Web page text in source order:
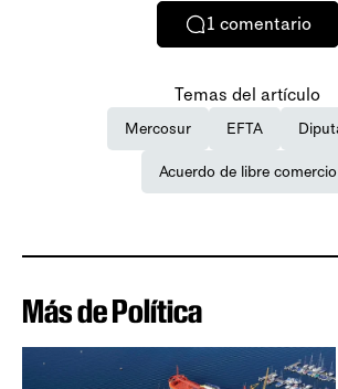
1 comentario
Temas del artículo
Mercosur EFTA
Acuerdo de libre comercio
Más de Política